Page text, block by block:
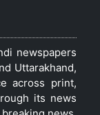
newspapers
Uttarakhand,
across print,
its news